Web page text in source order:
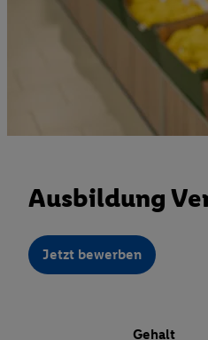
Ausbildung
Jetzt bewerben
Gehalt